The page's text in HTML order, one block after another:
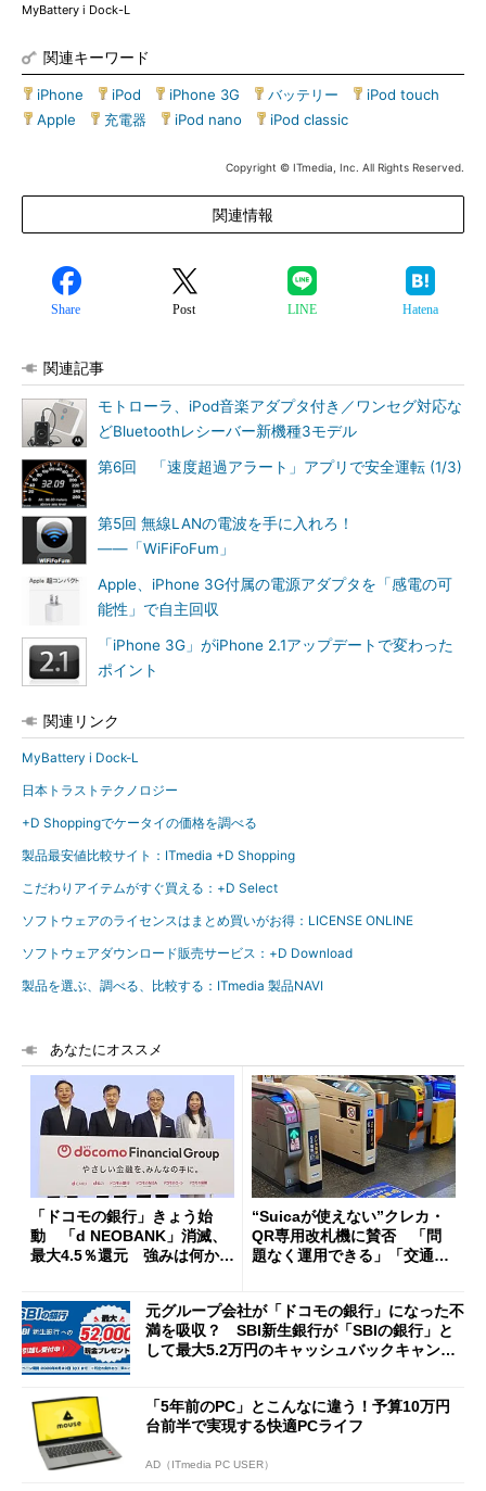
MyBattery i Dock-L
関連キーワード
iPhone iPod iPhone 3G バッテリー iPod touch
Apple
充電器 iPod nano iPod classic
Copyright © ITmedia, Inc. All Rights Reserved.
関連情報
Share Post LINE Hatena
関連記事
モトローラ、iPod音楽アダプタ付き／ワンセグ対応な
どBluetoothレシーバー新機種3モデル
第6回 「速度超過アラート」アプリで安全運転 (1/3)
第5回 無線LANの電波を手に入れろ！
――「WiFiFoFum」
Apple、iPhone 3G付属の電源アダプタを「感電の可
能性」で自主回収
「iPhone 3G」がiPhone 2.1アップデートで変わった
ポイント
関連リンク
MyBattery i Dock-L
日本トラストテクノロジー
+D Shoppingでケータイの価格を調べる
製品最安値比較サイト：ITmedia +D Shopping
こだわりアイテムがすぐ買える：+D Select
ソフトウェアのライセンスはまとめ買いがお得：LICENSE ONLINE
ソフトウェアダウンロード販売サービス：+D Download
製品を選ぶ、調べる、比較する：ITmedia 製品NAVI
あなたにオススメ
「ドコモの銀行」きょう始
動 「d NEOBANK」消滅、
最大4.5％還元 強みは何か解
“Suicaが使えない”クレカ・
QR専用改札機に賛否 「問
題なく運用できる」「交通系I
元グループ会社が「ドコモの銀行」になった不
満を吸収？ SBI新生銀行が「SBIの銀行」と
して最大5.2万円のキャッシュバックキャンペ
「5年前のPC」とこんなに違う！予算10万円
台前半で実現する快適PCライフ
AD（ITmedia PC USER）